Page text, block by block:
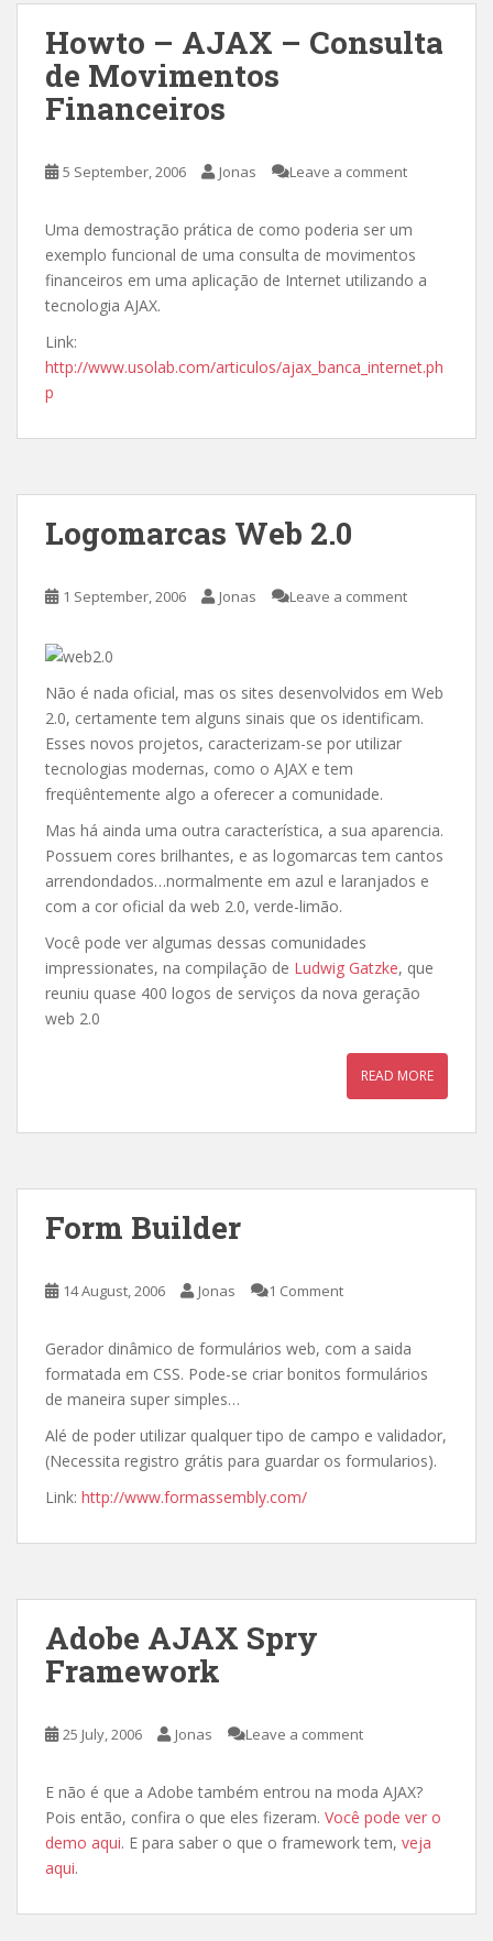
Howto – AJAX – Consulta
de Movimentos
Financeiros
5 September, 2006 Jonas Leave a comment
Uma demostração prática de como poderia ser um
exemplo funcional de uma consulta de movimentos
financeiros em uma aplicação de Internet utilizando a
tecnologia AJAX.
Link:
http://www.usolab.com/articulos/ajax_banca_internet.ph
p
Logomarcas Web 2.0
1 September, 2006 Jonas Leave a comment
Não é nada oficial, mas os sites desenvolvidos em Web
2.0, certamente tem alguns sinais que os identificam.
Esses novos projetos, caracterizam-se por utilizar
tecnologias modernas, como o AJAX e tem
freqüêntemente algo a oferecer a comunidade.
Mas há ainda uma outra característica, a sua aparencia.
Possuem cores brilhantes, e as logomarcas tem cantos
arrendondados…normalmente em azul e laranjados e
com a cor oficial da web 2.0, verde-limão.
Você pode ver algumas dessas comunidades
impressionates, na compilação de Ludwig Gatzke, que
reuniu quase 400 logos de serviços da nova geração
web 2.0
READ MORE
Form Builder
14 August, 2006 Jonas 1 Comment
Gerador dinâmico de formulários web, com a saida
formatada em CSS. Pode-se criar bonitos formulários
de maneira super simples…
Alé de poder utilizar qualquer tipo de campo e validador,
(Necessita registro grátis para guardar os formularios).
Link: http://www.formassembly.com/
Adobe AJAX Spry
Framework
25 July, 2006 Jonas Leave a comment
E não é que a Adobe também entrou na moda AJAX?
Pois então, confira o que eles fizeram. Você pode ver o
demo aqui. E para saber o que o framework tem, veja
aqui.